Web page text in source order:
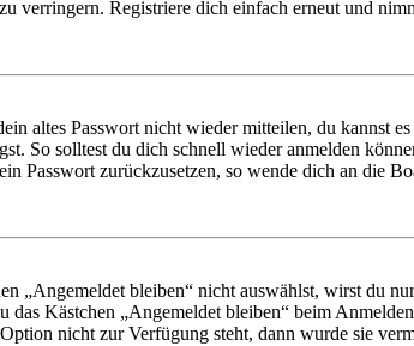
verringern. Registriere dich einfach erneut und
altes Passwort nicht wieder mitteilen, du kannst
So solltest du dich schnell wieder anmelden
Passwort zurückzusetzen, so wende dich an die
„Angemeldet bleiben“ nicht auswählst, wirst du
das Kästchen „Angemeldet bleiben“ beim
nicht zur Verfügung steht, dann wurde sie